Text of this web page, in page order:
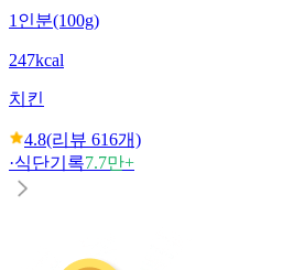
1인분(100g)
247kcal
치킨
4.8(리뷰 616개)
·식단기록7.7만+